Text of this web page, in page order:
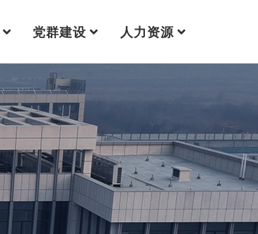
党群建设 人力资源